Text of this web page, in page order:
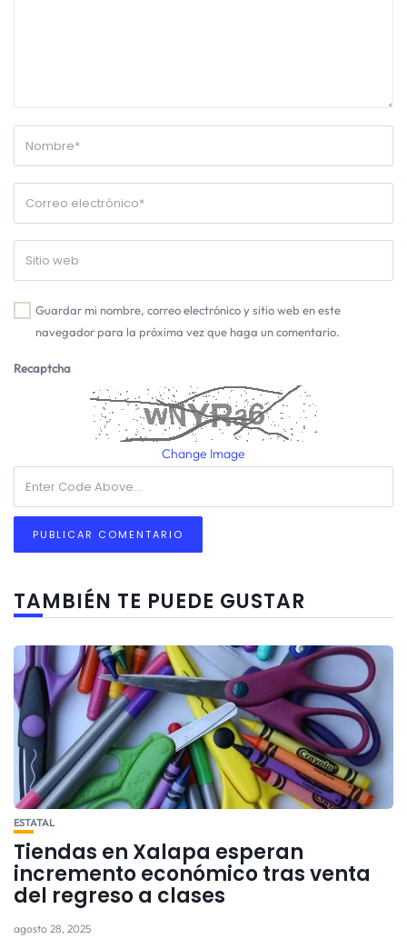
Guardar mi nombre, correo electrónico y sitio web en este
navegador para la próxima vez que haga un comentario.
Recaptcha
Change Image
TAMBIÉN TE PUEDE GUSTAR
ESTATAL
Tiendas en Xalapa esperan
incremento económico tras venta
del regreso a clases
agosto 28, 2025